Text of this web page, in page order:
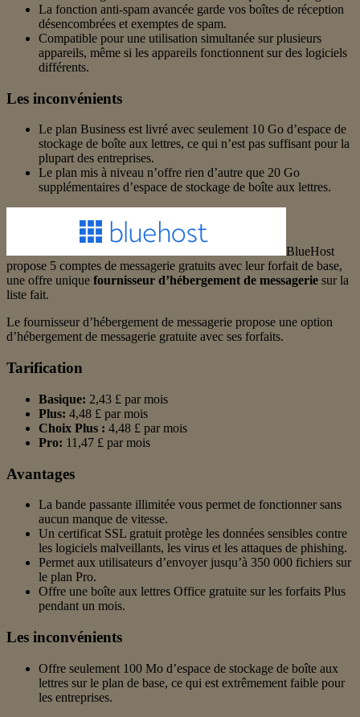
La fonction anti-spam avancée garde vos boîtes de réception
désencombrées et exemptes de spam.
Compatible pour une utilisation simultanée sur plusieurs
appareils, même si les appareils fonctionnent sur des logiciels
différents.
Les inconvénients
Le plan Business est livré avec seulement 10 Go d’espace de
stockage de boîte aux lettres, ce qui n’est pas suffisant pour la
plupart des entreprises.
Le plan mis à niveau n’offre rien d’autre que 20 Go
supplémentaires d’espace de stockage de boîte aux lettres.
BlueHost
propose 5 comptes de messagerie gratuits avec leur forfait de base,
une offre unique fournisseur d’hébergement de messagerie sur la
liste fait.
Le fournisseur d’hébergement de messagerie propose une option
d’hébergement de messagerie gratuite avec ses forfaits.
Tarification
Basique: 2,43 £ par mois
Plus: 4,48 £ par mois
Choix Plus : 4,48 £ par mois
Pro: 11,47 £ par mois
Avantages
La bande passante illimitée vous permet de fonctionner sans
aucun manque de vitesse.
Un certificat SSL gratuit protège les données sensibles contre
les logiciels malveillants, les virus et les attaques de phishing.
Permet aux utilisateurs d’envoyer jusqu’à 350 000 fichiers sur
le plan Pro.
Offre une boîte aux lettres Office gratuite sur les forfaits Plus
pendant un mois.
Les inconvénients
Offre seulement 100 Mo d’espace de stockage de boîte aux
lettres sur le plan de base, ce qui est extrêmement faible pour
les entreprises.